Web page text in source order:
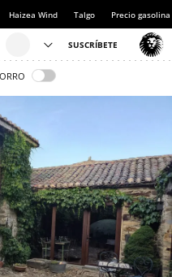
Haizea Wind Talgo Precio gasolina